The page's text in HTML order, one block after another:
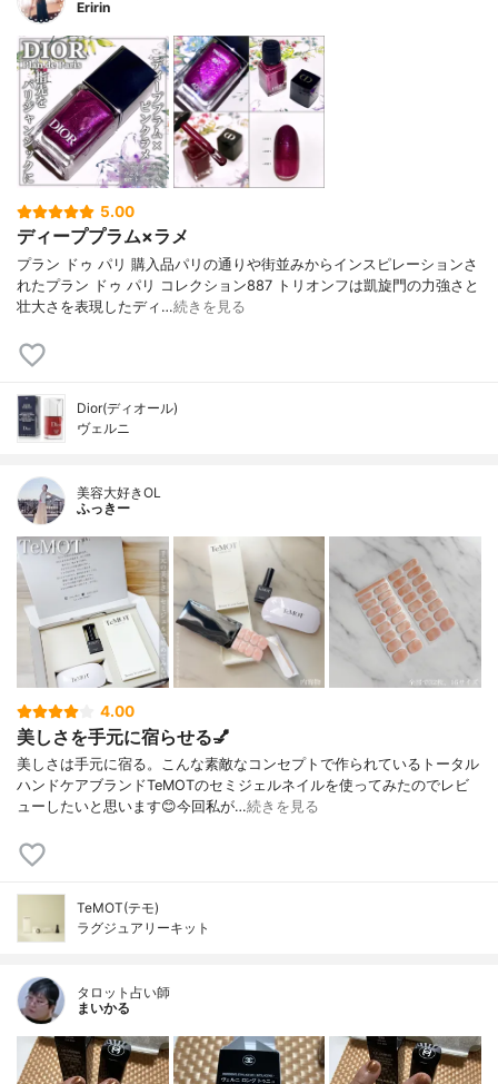
Eririn
5.00
ディーププラム×ラメ
プラン ドゥ パリ 購入品パリの通りや街並みからインスピレーションさ
れたプラン ドゥ パリ コレクション887 トリオンフは凱旋門の力強さと
壮大さを表現したディ…続きを見る
Dior(ディオール)
ヴェルニ
美容大好きOL
ふっきー
4.00
美しさを手元に宿らせる💅
美しさは手元に宿る。こんな素敵なコンセプトで作られているトータル
ハンドケアブランドTeMOTのセミジェルネイルを使ってみたのでレビ
ューしたいと思います😊今回私が…続きを見る
TeMOT(テモ)
ラグジュアリーキット
タロット占い師
まいかる